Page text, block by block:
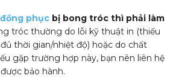
phục bị bong tróc thì phải làm
tróc thường do lỗi kỹ thuật in (thiếu
thời gian/nhiệt độ) hoặc do chất
gặp trường hợp này, bạn nên liên hệ
bảo hành.